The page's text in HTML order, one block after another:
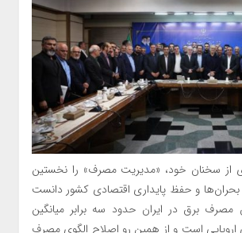
سخنان خود، «مدیریت مصرف» را نخستین
بحران‌ها و حفظ پایداری اقتصادی کشور دانست
مصرف برق در ایران حدود سه برابر میانگین
است و از همین رو اصلاح الگوی مصرف